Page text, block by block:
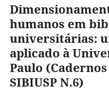
humanos em
universitárias:
aplicado à
Paulo
SIBIUSP N.6)